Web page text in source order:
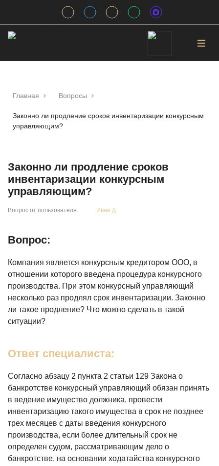
Главная Вопросы
Законно ли продление сроков инвентаризации конкурсным
управляющим?
Законно ли продление сроков
инвентаризации конкурсным
управляющим?
Вопрос от пользователя: Иван Д
Вопрос:
Компания является конкурсным кредитором ООО, в
отношении которого введена процедура конкурсного
производства. При этом конкурсный управляющий
несколько раз продлял срок инвентаризации. Законно
ли такое продление? Что можно сделать в такой
ситуации?
Ответ специалиста:
Согласно абзацу 2 пункта 2 статьи 129 Закона о
банкротстве конкурсный управляющий обязан принять
в ведение имущество должника, провести
инвентаризацию такого имущества в срок не позднее
трех месяцев с даты введения конкурсного
производства, если более длительный срок не
определен судом, рассматривающим дело о
банкротстве, на основании ходатайства конкурсного